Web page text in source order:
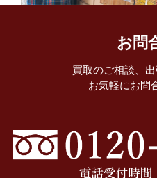
お問
買取のご相談、
お気軽にお問